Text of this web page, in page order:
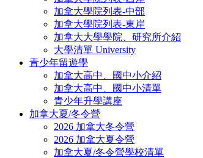
加拿大學院列表-中部
加拿大學院列表-東岸
加拿大大學學院、研究所介紹
大學清單 University
青少年留遊學
加拿大高中、國中小介紹
加拿大高中、國中小清單
青少年升學講座
加拿大夏/冬令營
2026 加拿大冬令營
2026 加拿大夏令營
加拿大夏/冬令營學校清單